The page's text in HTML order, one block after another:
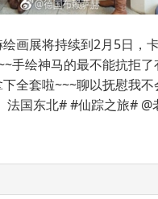
画展将持续到2月5日，
手绘神马的最不能抗拒
全套啦~~~聊以抚慰我
国东北# #仙踪之旅# @